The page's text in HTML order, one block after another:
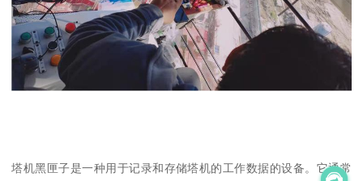
塔机黑匣子是一种用于记录和存储塔机的工作数据的设备。它通常